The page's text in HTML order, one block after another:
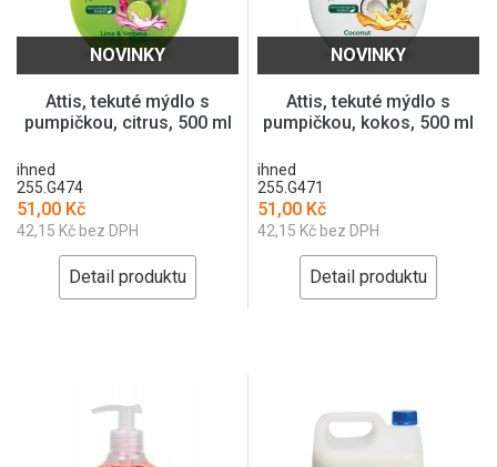
NOVINKY
Attis, tekuté mýdlo s
pumpičkou, citrus, 500 ml
ihned
255.G474
51,00 Kč
42,15 Kč bez DPH
Detail produktu
NOVINKY
Attis, tekuté mýdlo s
pumpičkou, kokos, 500 ml
ihned
255.G471
51,00 Kč
42,15 Kč bez DPH
Detail produktu